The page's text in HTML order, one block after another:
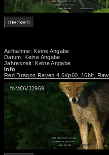
merken
Aufnahme: Keine Angabe
Datum: Keine Angabe
Jahreszeit: Keine Angabe
Info
Red Dragon Raven 4,6Kp60, 16bit, Raw
foMOV32969